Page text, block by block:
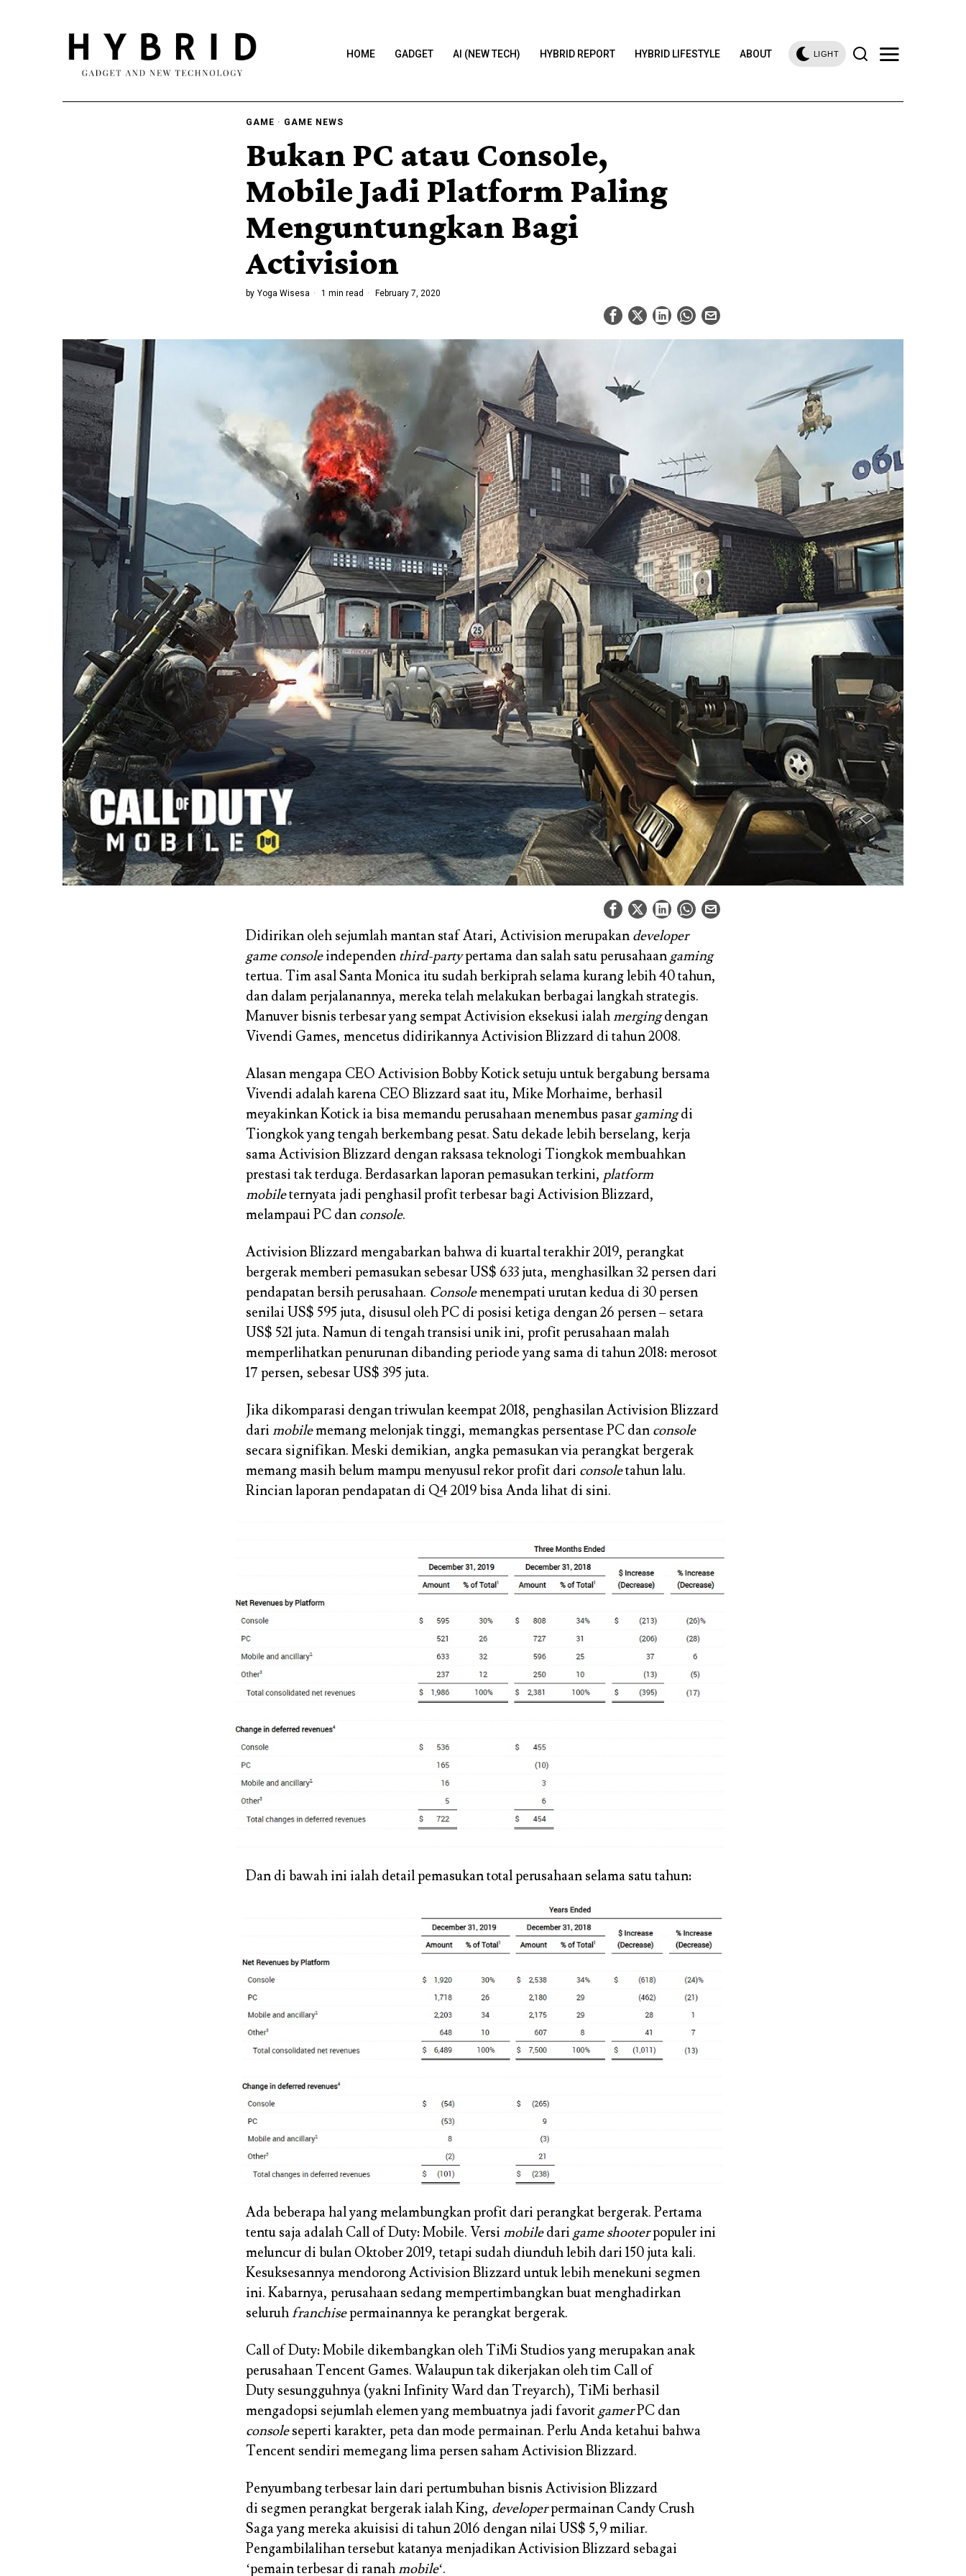
HOME GADGET AI (NEW TECH) HYBRID REPORT HYBRID LIFESTYLE ABOUT LIGHT
GAME · GAME NEWS
Bukan PC atau Console,
Mobile Jadi Platform Paling
Menguntungkan Bagi
Activision
by Yoga Wisesa 1 min read February 7, 2020
Didirikan oleh sejumlah mantan staf Atari, Activision merupakan developer
game consoleindependen third-partypertama dan salah satu perusahaan gaming
tertua. Tim asal Santa Monica itu sudah berkiprah selama kurang lebih 40 tahun,
dan dalam perjalanannya, mereka telah melakukan berbagai langkah strategis.
Manuver bisnis terbesar yang sempat Activision eksekusi ialah mergingdengan
Vivendi Games, mencetus didirikannya Activision Blizzard di tahun 2008.
Alasan mengapa CEO Activision Bobby Kotick setuju untuk bergabung bersama
Vivendi adalah karena CEO Blizzard saat itu, Mike Morhaime, berhasil
meyakinkan Kotick ia bisa memandu perusahaan menembus pasar gamingdi
Tiongkok yang tengah berkembang pesat. Satu dekade lebih berselang, kerja
sama Activision Blizzard dengan raksasa teknologi Tiongkok membuahkan
prestasi tak terduga. Berdasarkan laporan pemasukan terkini, platform
mobileternyata jadi penghasil profit terbesar bagi Activision Blizzard,
melampaui PC dan console.
Activision Blizzard mengabarkan bahwa di kuartal terakhir 2019, perangkat
bergerak memberi pemasukan sebesar US$ 633 juta, menghasilkan 32 persen dari
pendapatan bersih perusahaan. Consolemenempati urutan kedua di 30 persen
senilai US$ 595 juta, disusul oleh PC di posisi ketiga dengan 26 persen – setara
US$ 521 juta. Namun di tengah transisi unik ini, profit perusahaan malah
memperlihatkan penurunan dibanding periode yang sama di tahun 2018: merosot
17 persen, sebesar US$ 395 juta.
Jika dikomparasi dengan triwulan keempat 2018, penghasilan Activision Blizzard
dari mobilememang melonjak tinggi, memangkas persentase PC dan console
secara signifikan. Meski demikian, angka pemasukan via perangkat bergerak
memang masih belum mampu menyusul rekor profit dari consoletahun lalu.
Rincian laporan pendapatan di Q4 2019 bisa Anda lihat di sini.
Dan di bawah ini ialah detail pemasukan total perusahaan selama satu tahun:
Ada beberapa hal yang melambungkan profit dari perangkat bergerak. Pertama
tentu saja adalah Call of Duty: Mobile. Versi mobiledari game shooterpopuler ini
meluncur di bulan Oktober 2019, tetapi sudah diunduh lebih dari 150 juta kali.
Kesuksesannya mendorong Activision Blizzard untuk lebih menekuni segmen
ini. Kabarnya, perusahaan sedang mempertimbangkan buat menghadirkan
seluruh franchisepermainannya ke perangkat bergerak.
Call of Duty: Mobile dikembangkan oleh TiMi Studios yang merupakan anak
perusahaan Tencent Games. Walaupun tak dikerjakan oleh tim Call of
Duty sesungguhnya (yakni Infinity Ward dan Treyarch), TiMi berhasil
mengadopsi sejumlah elemen yang membuatnya jadi favorit gamerPC dan
consoleseperti karakter, peta dan mode permainan. Perlu Anda ketahui bahwa
Tencent sendiri memegang lima persen saham Activision Blizzard.
Penyumbang terbesar lain dari pertumbuhan bisnis Activision Blizzard
di segmen perangkat bergerak ialah King, developerpermainan Candy Crush
Saga yang mereka akuisisi di tahun 2016 dengan nilai US$ 5,9 miliar.
Pengambilalihan tersebut katanya menjadikan Activision Blizzard sebagai
‘pemain terbesar di ranah mobile‘.